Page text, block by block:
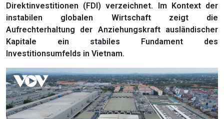
Direktinvestitionen (FDI) verzeichnet. Im Kontext der
instabilen globalen Wirtschaft zeigt die
Aufrechterhaltung der Anziehungskraft ausländischer
Kapitale ein stabiles Fundament des
Investitionsumfelds in Vietnam.